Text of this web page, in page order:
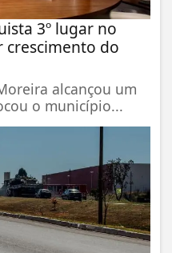
3º lugar no
do
alcançou um
o município...